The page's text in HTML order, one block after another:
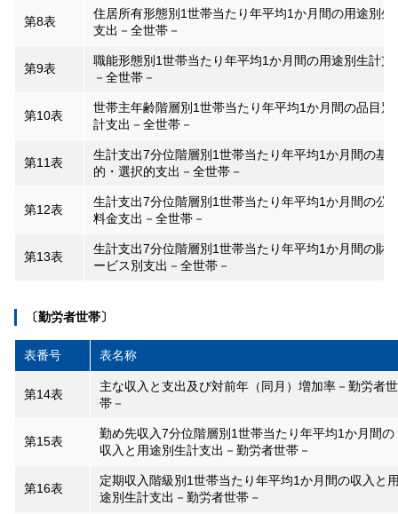
第8表
住居所有形態別1世帯当たり年平均1か月間の用途別生
支出－全世帯－
第9表
職能形態別1世帯当たり年平均1か月間の用途別生計支
－全世帯－
第10表
世帯主年齢階層別1世帯当たり年平均1か月間の品目別
計支出－全世帯－
第11表
生計支出7分位階層別1世帯当たり年平均1か月間の基
的・選択的支出－全世帯－
第12表
生計支出7分位階層別1世帯当たり年平均1か月間の公
料金支出－全世帯－
第13表
生計支出7分位階層別1世帯当たり年平均1か月間の財
ービス別支出－全世帯－
〔勤労者世帯〕
表番号 表名称
第14表
主な収入と支出及び対前年（同月）増加率－勤労者世
帯－
第15表
勤め先収入7分位階層別1世帯当たり年平均1か月間の
収入と用途別生計支出－勤労者世帯－
第16表
定期収入階級別1世帯当たり年平均1か月間の収入と
途別生計支出－勤労者世帯－